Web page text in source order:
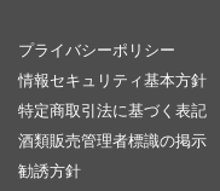
プライバシーポリシー
情報セキュリティ基本方針
特定商取引法に基づく表記
酒類販売管理者標識の掲示
勧誘方針